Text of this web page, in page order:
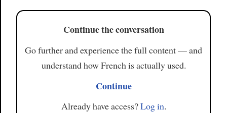
Continue the conversation
Go further and experience the full content — and
understand how French is actually used.
Continue
Already have access?Log in.